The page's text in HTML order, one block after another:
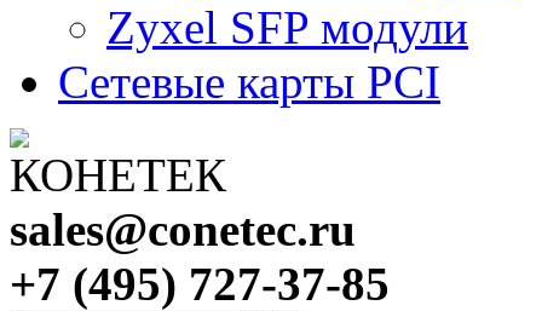
Zyxel SFP модули
Сетевые карты PCI
sales@conetec.ru
+7 (495) 727-37-85